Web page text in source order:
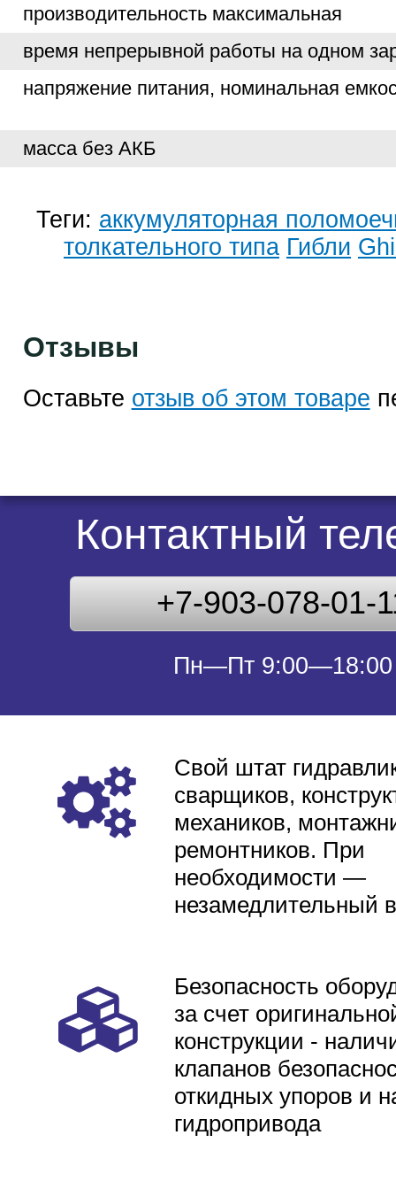
производительность максимальная
время непрерывной работы на одном
напряжение питания, номинальная
масса без АКБ
Теги: аккумуляторная
толкательного типа Гибли
Отзывы
Оставьте отзыв об этом товаре
Контактный
+7-903-078-01-
Пн—Пт 9:00—18:00
Свой штат
сварщиков,
механиков,
ремонтников. При
необходимости —
незамедлительный
Безопасность
за счет
конструкции -
клапанов
откидных упоров и
гидропривода